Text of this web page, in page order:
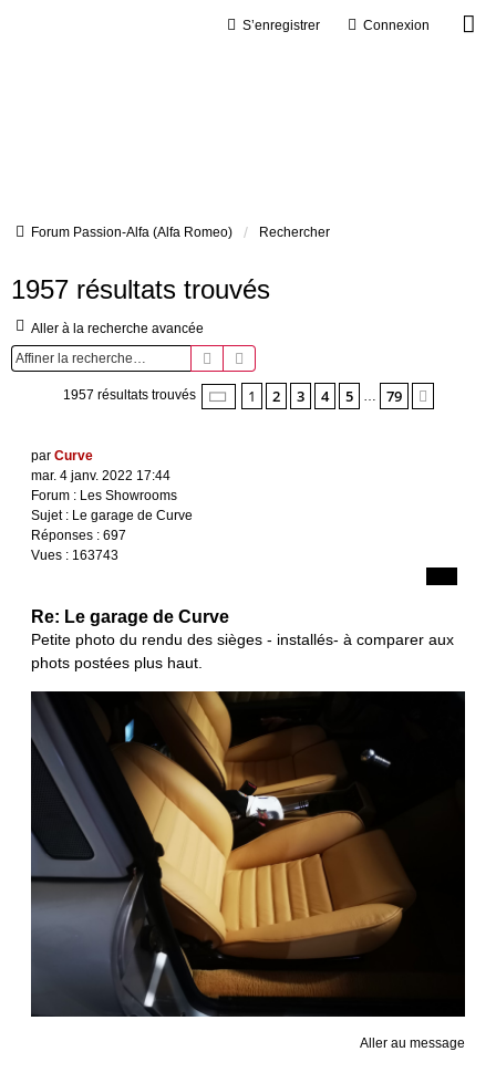
Connexion
S’enregistrer
Forum Passion-Alfa (Alfa Romeo) Rechercher
1957 résultats trouvés
Aller à la recherche avancée
Rechercher
1957 résultats trouvés Page 1sur79
1 2 3 4 5 … 79
par Curve
mar. 4 janv. 2022 17:44
Forum : Les Showrooms
Sujet : Le garage de Curve
Réponses : 697
Vues : 163743
Re: Le garage de Curve
Petite photo du rendu des sièges - installés- à comparer aux
phots postées plus haut.
Aller au message